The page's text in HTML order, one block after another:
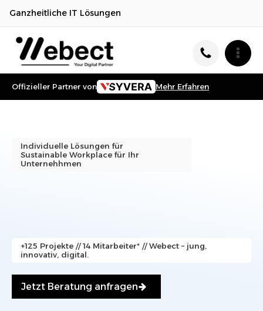
Ganzheitliche IT Lösungen
Offizieller Partner von Mehr Erfahren
Individuelle Lösungen für
Sustainable Workplace für Ihr
Unternehhmen
+125 Projekte // 14 Mitarbeiter* // Webect – jung,
innovativ, digital.
Jetzt Beratung anfragen